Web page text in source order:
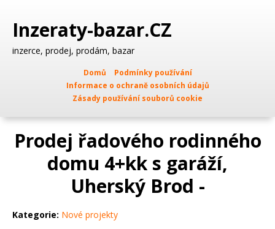
Inzeraty-bazar.CZ
inzerce, prodej, prodám, bazar
Domů
Podmínky používání
Informace o ochraně osobních údajů
Zásady používání souborů cookie
Prodej řadového rodinného
domu 4+kk s garáží,
Uherský Brod -
Kategorie: Nové projekty